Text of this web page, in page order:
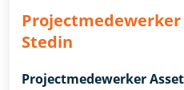
Stedin
Projectmedewerker